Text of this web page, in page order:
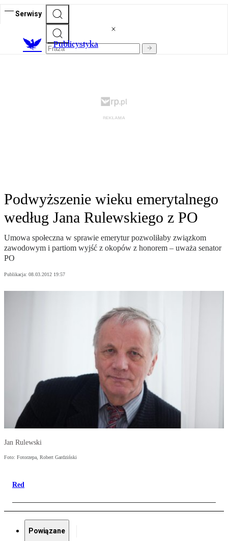
Serwisy
Publicystyka
Podwyższenie wieku emerytalnego
według Jana Rulewskiego z PO
Umowa społeczna w sprawie emerytur pozwoliłaby związkom
zawodowym i partiom wyjść z okopów z honorem – uważa senator
PO
Publikacja: 08.03.2012 19:57
Jan Rulewski
Foto: Fotorzepa, Robert Gardziński
Red
Powiązane